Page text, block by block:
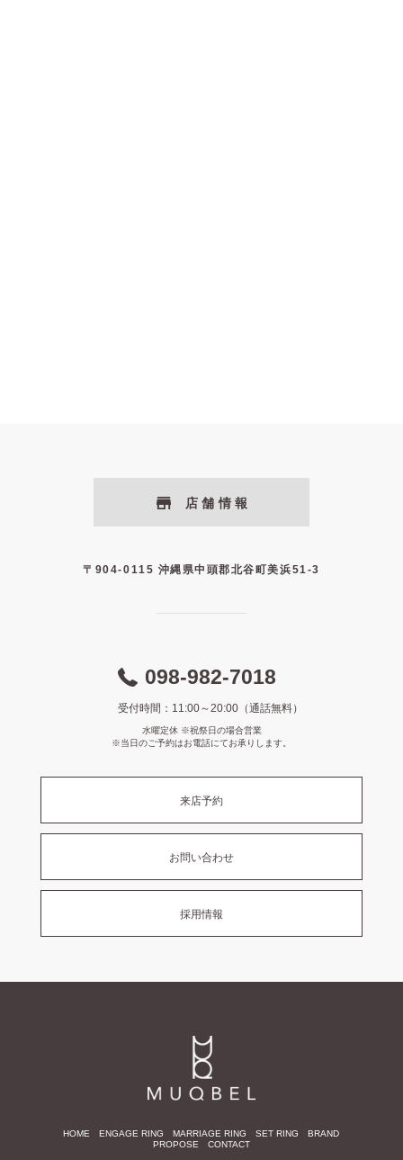
店舗情報
〒904-0115 沖縄県中頭郡北谷町美浜51-3
098-982-7018
受付時間：11:00～20:00（通話無料）
水曜定休 ※祝祭日の場合営業
※当日のご予約はお電話にてお承りします。
来店予約
お問い合わせ
採用情報
HOME ENGAGE RING MARRIAGE RING SET RING
BRAND
PROPOSE
CONTACT